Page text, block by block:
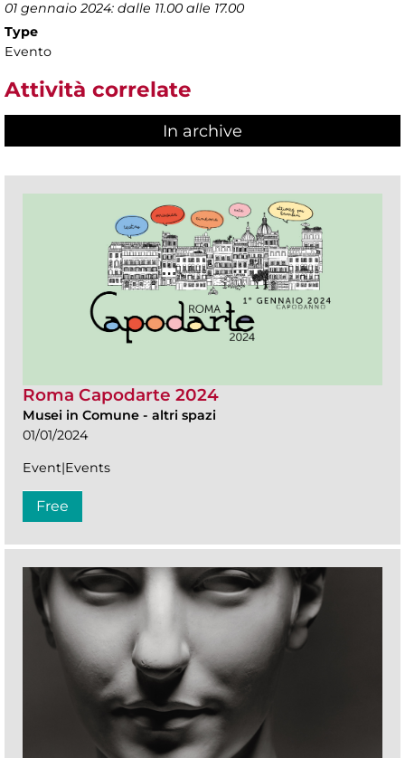
01 gennaio 2024: dalle 11.00 alle 17.00
Type
Evento
Attività correlate
In archive
Roma Capodarte 2024
Musei in Comune - altri spazi
01/01/2024
Event|Events
Free